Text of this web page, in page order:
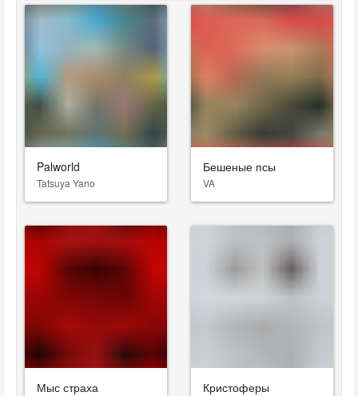
Palworld
Tatsuya Yano
Бешеные псы
VA
Мыс страха Кристоферы